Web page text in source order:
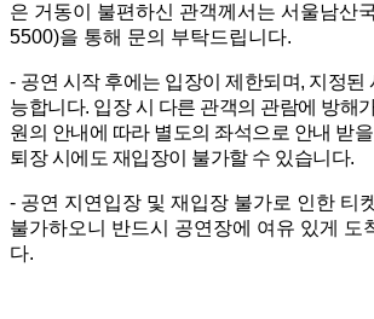
은 거동이 불편하신 관객께서는 서울남산
5500)을 통해 문의 부탁드립니다.
- 공연 시작 후에는 입장이 제한되며, 지정된
능합니다. 입장 시 다른 관객의 관람에 방해
원의 안내에 따라 별도의 좌석으로 안내 받
퇴장 시에도 재입장이 불가할 수 있습니다.
- 공연 지연입장 및 재입장 불가로 인한 티
불가하오니 반드시 공연장에 여유 있게 도
다.